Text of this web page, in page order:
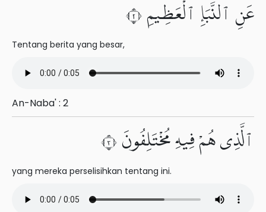
عَنِ ٱلنَّبَإِ ٱلْعَظِيمِ ٢
Tentang berita yang besar,
An-Naba' : 2
ٱلَّذِى هُمْ فِيهِ مُخْتَلِفُونَ ٣
yang mereka perselisihkan tentang ini.